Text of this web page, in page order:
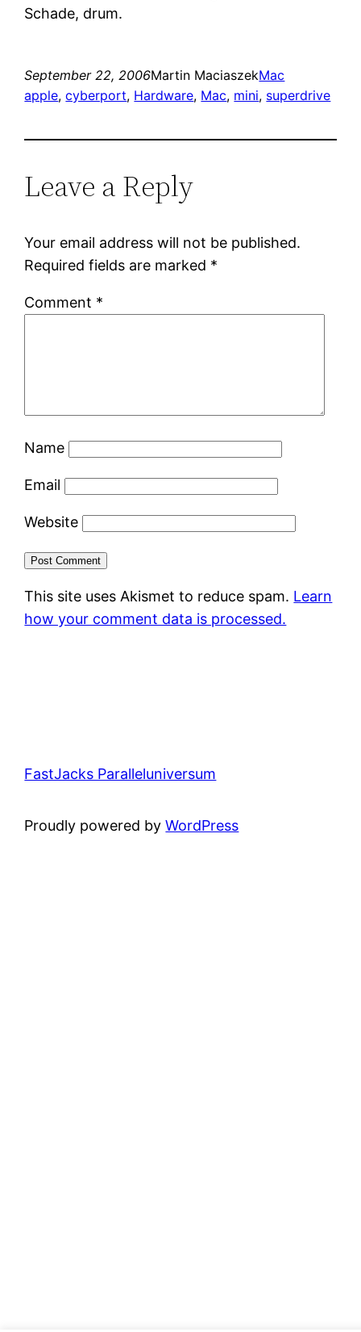
Schade, drum.
September 22, 2006Martin MaciaszekMac
apple, cyberport, Hardware, Mac, mini, superdrive
Leave a Reply
Your email address will not be published.
Required fields are marked *
Comment *
Name
Email
Website
This site uses Akismet to reduce spam. Learn
how your comment data is processed.
FastJacks Paralleluniversum
Proudly powered byWordPress